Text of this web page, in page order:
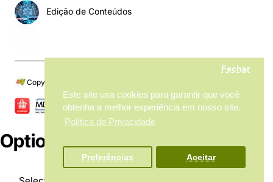
Este site usa cookies para garantir que você
obtenha a melhor experiência em nosso site.
Política de Privacidade
Fechar
Preferências Aceitar
Edição de Conteúdos
Copyright © 2024, My MarketPlace, Todos os Direitos Reservados
Options
Product Filter